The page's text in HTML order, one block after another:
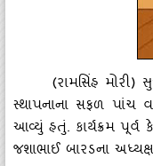
(રામસિંહ મોરી)
સ્‍થાપનાના સફળ પાંચ
આવ્‍યું હતું. કાર્યક્રમ
જશાભાઈ બારડના